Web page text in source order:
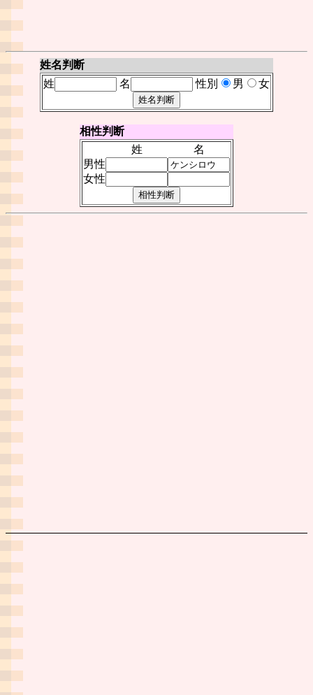
姓名判断
姓
名 性別 男 女
相性判断
姓
名
男性
女性